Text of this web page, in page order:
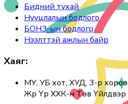
Бидний тухай
Нууцлалын бодлого
БОНЗ-ын бодлого
Нээлттэй ажлын байр
Хаяг:
МУ, УБ хот, ХУД, 3-р
Жүр Үр ХХК-н Төв Үйлдвэр